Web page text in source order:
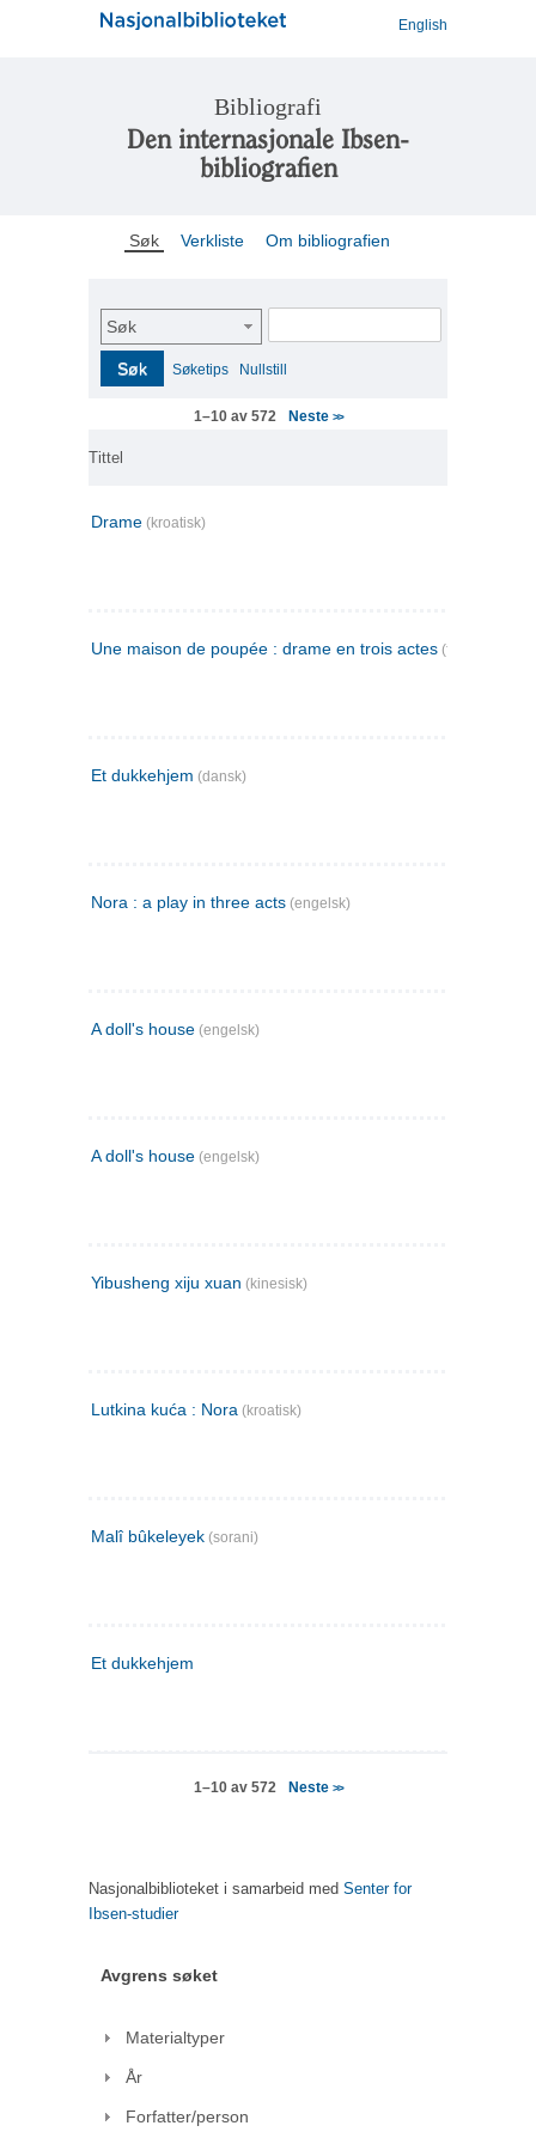
English
Bibliografi
Den internasjonale Ibsen-
bibliografien
Søk Verkliste Om bibliografien
Søk
Søk Søketips Nullstill
1–10 av 572 Neste >>
Tittel
Drame (kroatisk)
Une maison de poupée : drame en trois actes (fransk)
Et dukkehjem (dansk)
Nora : a play in three acts (engelsk)
A doll's house (engelsk)
A doll's house (engelsk)
Yibusheng xiju xuan (kinesisk)
Lutkina kuća : Nora (kroatisk)
Malî bûkeleyek (sorani)
Et dukkehjem
1–10 av 572 Neste >>
Nasjonalbiblioteket i samarbeid med Senter for
Ibsen-studier
Avgrens søket
Materialtyper
År
Forfatter/person